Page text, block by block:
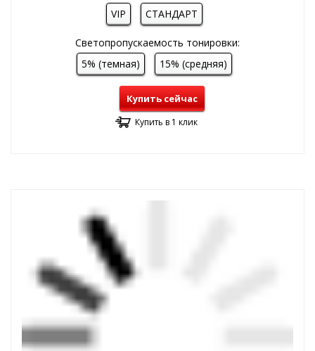
VIP
СТАНДАРТ
Светопропускаемость тонировки:
5% (темная)
15% (средняя)
Купить сейчас
Купить в 1 клик